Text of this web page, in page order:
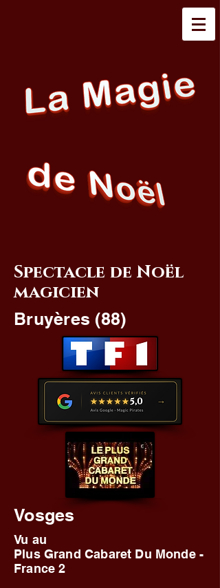
Spectacle de Noël
magicien
Bruyères (88)
Vosges
Vu au
Plus Grand Cabaret Du Monde -
France 2